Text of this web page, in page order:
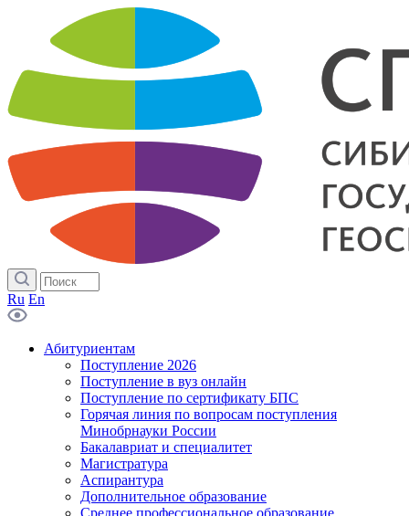
Ru En
Абитуриентам
Поступление 2026
Поступление в вуз онлайн
Поступление по сертификату БПС
Горячая линия по вопросам поступления
Минобрнауки России
Бакалавриат и специалитет
Магистратура
Аспирантура
Дополнительное образование
Среднее профессиональное образование